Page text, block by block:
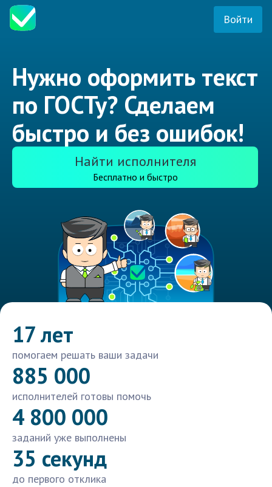
Войти
Нужно оформить текст
по ГОСТу? Сделаем
быстро и без ошибок!
Найти исполнителя
Бесплатно и быстро
17 лет
помогаем решать ваши задачи
885 000
исполнителей готовы помочь
4 800 000
заданий уже выполнены
35 секунд
до первого отклика